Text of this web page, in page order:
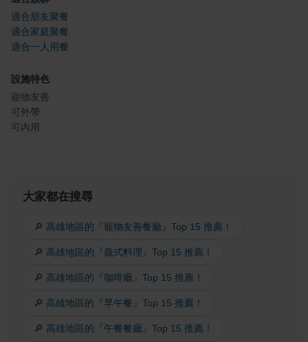
適合朋友聚餐
適合家庭聚餐
適合一人用餐
設施特色
寵物友善
可外帶
可內用
大家都在搜尋
🔎 高雄地區的『寵物友善餐廳』Top 15 推薦！
🔎 高雄地區的『義式料理』Top 15 推薦！
🔎 高雄地區的『咖啡廳』Top 15 推薦！
🔎 高雄地區的『早午餐』Top 15 推薦！
🔎 高雄地區的『午餐餐廳』Top 15 推薦！